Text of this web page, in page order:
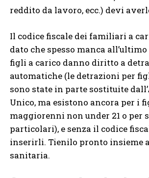
reddito da lavoro, ecc.) devi
Il codice fiscale dei familiari a
dato che spesso manca
figli a carico danno diritto a
automatiche (le detrazioni per
sono state in parte sostituite
Unico, ma esistono ancora per i
maggiorenni non under 21 o per
particolari), e senza il codice
inserirli. Tienilo pronto insieme
sanitaria.